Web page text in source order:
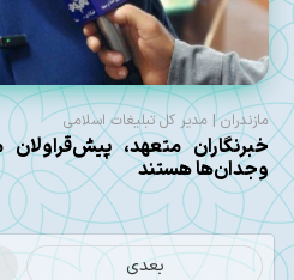
مازندران | مدیر کل تبلیغات اسلامی
خبرنگاران متعهد،
وجدان‌ها هستند
بعدی